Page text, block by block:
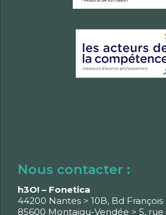
Nous contacter :
h3O! – Fonetica
44200 Nantes > 10B, Bd
85600 Montaigu-Vendée > 5,